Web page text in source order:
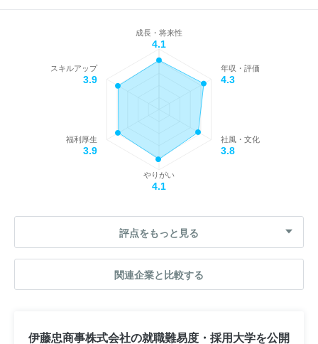
成長・将来性
4.1
年収・評価
4.3
社風・文化
3.8
やりがい
4.1
福利厚生
3.9
スキルアップ
3.9
評点をもっと見る
関連企業と比較する
伊藤忠商事株式会社の就職難易度・採用大学を公開